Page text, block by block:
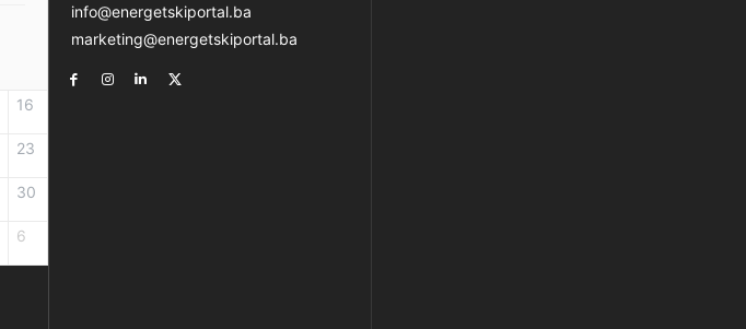
16
23
30
6
info@energetskiportal.ba
marketing@energetskiportal.ba